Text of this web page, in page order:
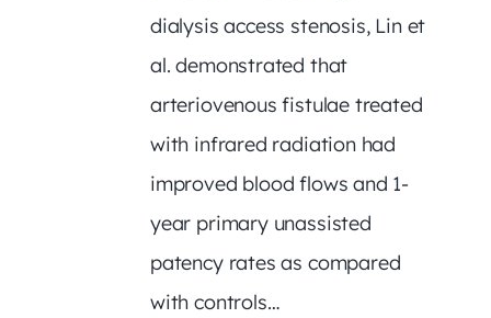
dialysis access stenosis, Lin et
al. demonstrated that
arteriovenous fistulae treated
with infrared radiation had
improved blood flows and 1-
year primary unassisted
patency rates as compared
with controls…